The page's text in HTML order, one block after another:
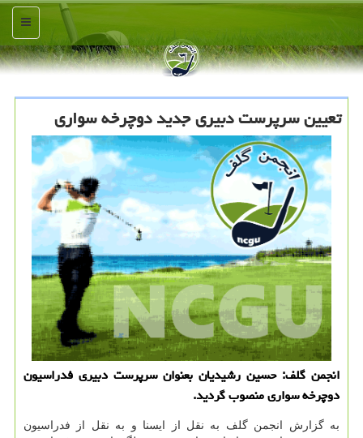
منو
تعیین سرپرست دبیری جدید دوچرخه سواری
انجمن گلف: حسین رشیدیان بعنوان سرپرست دبیری فدراسیون
دوچرخه سواری منصوب گردید.
به گزارش انجمن گلف به نقل از ایسنا و به نقل از فدراسیون